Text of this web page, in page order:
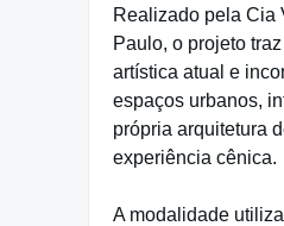
Realizado pela Cia
Paulo, o projeto
artística atual e
espaços urbanos,
própria arquitetura
experiência cênica.
A modalidade